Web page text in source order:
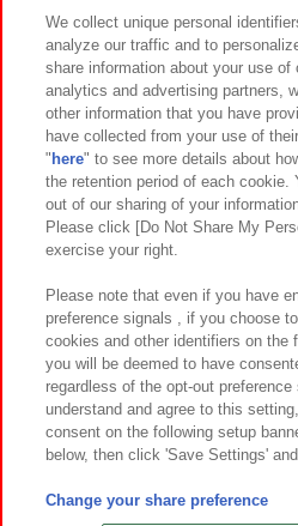
イベント・キャンペーン
関連会社 サステナビリテ
プライバシーポリシー ウェブア
お取引先さまとともに
カスタマーハラスメント対応方針
©Bandai Namco
©Bandai Namco
We collect unique personal
analyze our traffic and to
share information about your use of
analytics and advertising partners,
other information that you have
have collected from your use of
" here" to see more details about
the retention period of each cookie.
out of our sharing of your
Please click [Do Not Share My
exercise your right.
Please note that even if you have
preference signals , if you choose
cookies and other identifiers on the
you will be deemed to have
regardless of the opt-out
understand and agree to this
consent on the following setup
below, then click 'Save Settings'
Change your share preference